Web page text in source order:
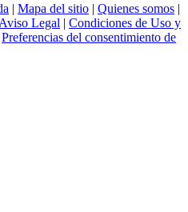
| Mapa del sitio | Quienes somos |
Aviso Legal | Condiciones de Uso y
Preferencias del consentimiento de